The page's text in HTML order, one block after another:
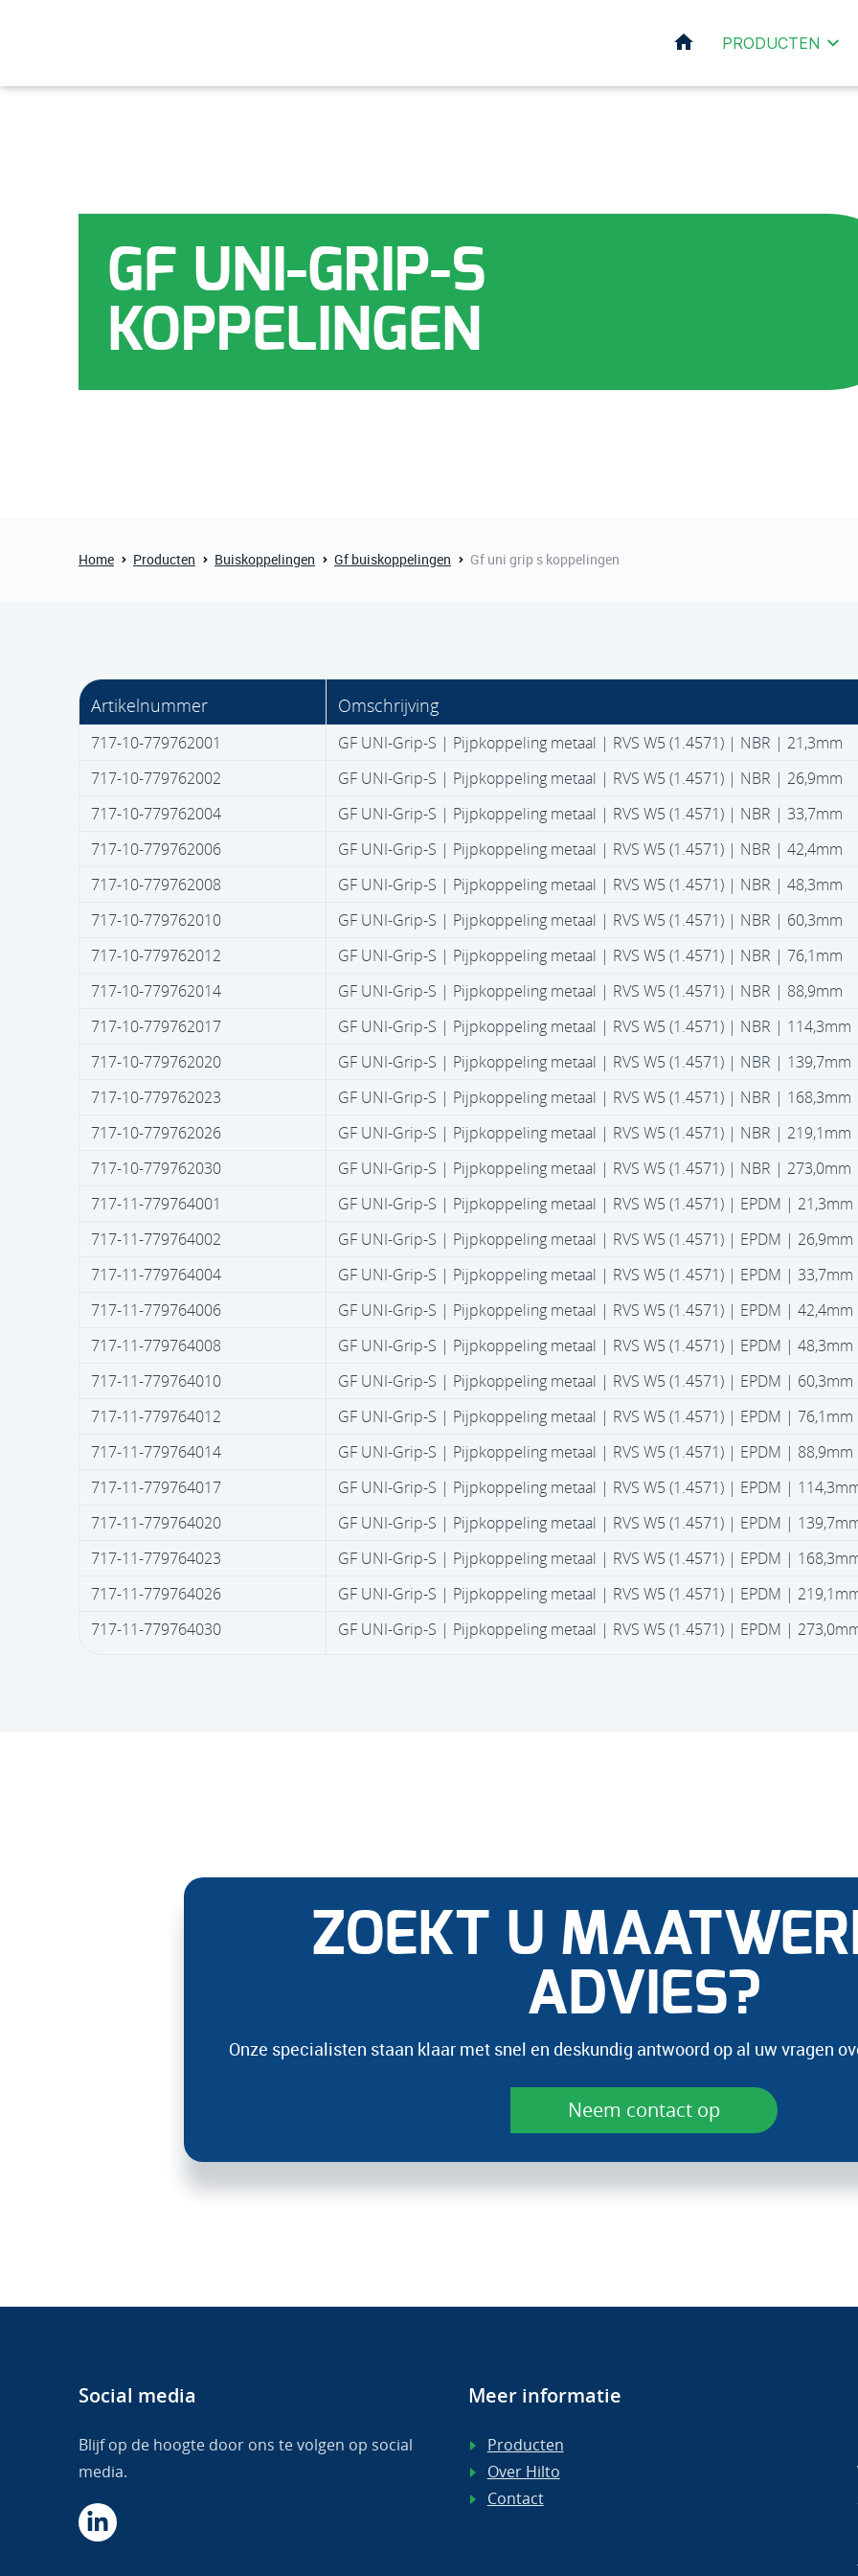
HOME PRODUCTEN
GF UNI-GRIP-S
KOPPELINGEN
Home Producten Buiskoppelingen Gf buiskoppelingen Gf uni grip s koppelingen
Artikelnummer Omschrijving
717-10-779762001
GF UNI-Grip-S | Pijpkoppeling metaal | RVS W5 (1.4571) | NBR | 21,3mm
717-10-779762002
GF UNI-Grip-S | Pijpkoppeling metaal | RVS W5 (1.4571) | NBR | 26,9mm
717-10-779762004
GF UNI-Grip-S | Pijpkoppeling metaal | RVS W5 (1.4571) | NBR | 33,7mm
717-10-779762006
GF UNI-Grip-S | Pijpkoppeling metaal | RVS W5 (1.4571) | NBR | 42,4mm
717-10-779762008
GF UNI-Grip-S | Pijpkoppeling metaal | RVS W5 (1.4571) | NBR | 48,3mm
717-10-779762010
GF UNI-Grip-S | Pijpkoppeling metaal | RVS W5 (1.4571) | NBR | 60,3mm
717-10-779762012
GF UNI-Grip-S | Pijpkoppeling metaal | RVS W5 (1.4571) | NBR | 76,1mm
717-10-779762014
GF UNI-Grip-S | Pijpkoppeling metaal | RVS W5 (1.4571) | NBR | 88,9mm
717-10-779762017
GF UNI-Grip-S | Pijpkoppeling metaal | RVS W5 (1.4571) | NBR | 114,3mm
717-10-779762020
GF UNI-Grip-S | Pijpkoppeling metaal | RVS W5 (1.4571) | NBR | 139,7mm
717-10-779762023
GF UNI-Grip-S | Pijpkoppeling metaal | RVS W5 (1.4571) | NBR | 168,3mm
717-10-779762026
GF UNI-Grip-S | Pijpkoppeling metaal | RVS W5 (1.4571) | NBR | 219,1mm
717-10-779762030
GF UNI-Grip-S | Pijpkoppeling metaal | RVS W5 (1.4571) | NBR | 273,0mm
717-11-779764001
GF UNI-Grip-S | Pijpkoppeling metaal | RVS W5 (1.4571) | EPDM | 21,3mm
717-11-779764002
GF UNI-Grip-S | Pijpkoppeling metaal | RVS W5 (1.4571) | EPDM | 26,9mm
717-11-779764004
GF UNI-Grip-S | Pijpkoppeling metaal | RVS W5 (1.4571) | EPDM | 33,7mm
717-11-779764006
GF UNI-Grip-S | Pijpkoppeling metaal | RVS W5 (1.4571) | EPDM | 42,4mm
717-11-779764008
GF UNI-Grip-S | Pijpkoppeling metaal | RVS W5 (1.4571) | EPDM | 48,3mm
717-11-779764010
GF UNI-Grip-S | Pijpkoppeling metaal | RVS W5 (1.4571) | EPDM | 60,3mm
717-11-779764012
GF UNI-Grip-S | Pijpkoppeling metaal | RVS W5 (1.4571) | EPDM | 76,1mm
717-11-779764014
GF UNI-Grip-S | Pijpkoppeling metaal | RVS W5 (1.4571) | EPDM | 88,9mm
717-11-779764017
GF UNI-Grip-S | Pijpkoppeling metaal | RVS W5 (1.4571) | EPDM |
717-11-779764020
GF UNI-Grip-S | Pijpkoppeling metaal | RVS W5 (1.4571) | EPDM |
717-11-779764023
GF UNI-Grip-S | Pijpkoppeling metaal | RVS W5 (1.4571) | EPDM |
717-11-779764026
GF UNI-Grip-S | Pijpkoppeling metaal | RVS W5 (1.4571) | EPDM |
717-11-779764030
GF UNI-Grip-S | Pijpkoppeling metaal | RVS W5 (1.4571) | EPDM |
ZOEKT U
ADVIES?
Onze specialisten staan klaar met snel en deskundig antwoord op al uw vragen
Neem contact op
Social media
Blijf op de hoogte door ons te volgen op social
media.
Meer informatie
Producten
Over Hilto
Contact